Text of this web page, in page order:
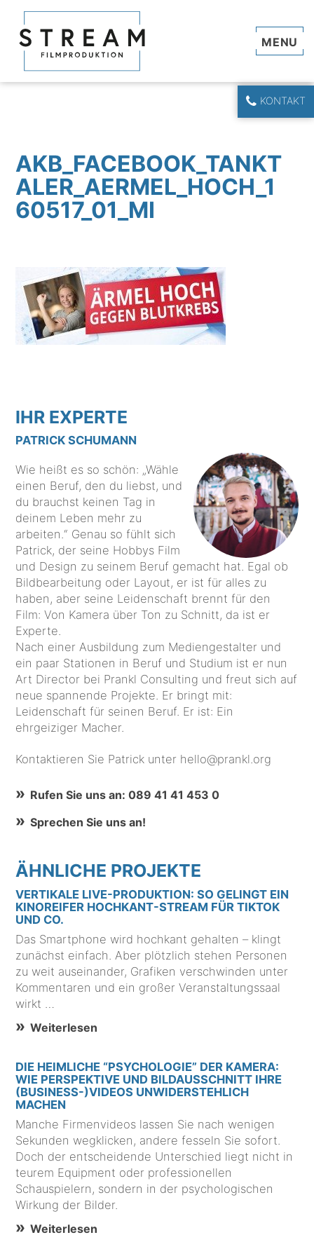
KONTAKT
AKB_FACEBOOK_TANKT
ALER_AERMEL_HOCH_1
60517_01_MI
IHR EXPERTE
PATRICK SCHUMANN
Wie heißt es so schön: „Wähle
einen Beruf, den du liebst, und
du brauchst keinen Tag in
deinem Leben mehr zu
arbeiten.“ Genau so fühlt sich
Patrick, der seine Hobbys Film
und Design zu seinem Beruf gemacht hat. Egal ob
Bildbearbeitung oder Layout, er ist für alles zu
haben, aber seine Leidenschaft brennt für den
Film: Von Kamera über Ton zu Schnitt, da ist er
Experte.
Nach einer Ausbildung zum Mediengestalter und
ein paar Stationen in Beruf und Studium ist er nun
Art Director bei Prankl Consulting und freut sich auf
neue spannende Projekte. Er bringt mit:
Leidenschaft für seinen Beruf. Er ist: Ein
ehrgeiziger Macher.
Kontaktieren Sie Patrick unter hello@prankl.org
Rufen Sie uns an: 089 41 41 453 0
Sprechen Sie uns an!
ÄHNLICHE PROJEKTE
VERTIKALE LIVE-PRODUKTION: SO GELINGT EIN
KINOREIFER HOCHKANT-STREAM FÜR TIKTOK
UND CO.
Das Smartphone wird hochkant gehalten – klingt
zunächst einfach. Aber plötzlich stehen Personen
zu weit auseinander, Grafiken verschwinden unter
Kommentaren und ein großer Veranstaltungssaal
wirkt …
Weiterlesen
DIE HEIMLICHE “PSYCHOLOGIE” DER KAMERA:
WIE PERSPEKTIVE UND BILDAUSSCHNITT IHRE
(BUSINESS-)VIDEOS UNWIDERSTEHLICH
MACHEN
Manche Firmenvideos lassen Sie nach wenigen
Sekunden wegklicken, andere fesseln Sie sofort.
Doch der entscheidende Unterschied liegt nicht in
teurem Equipment oder professionellen
Schauspielern, sondern in der psychologischen
Wirkung der Bilder.
Weiterlesen